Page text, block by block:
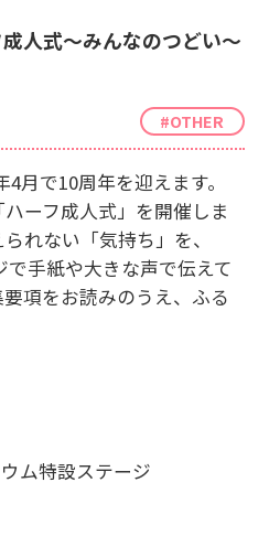
人式〜みんなのつどい〜
#OTHER
月で10周年を迎えます。
ーフ成人式」を開催しま
れない「気持ち」を、
手紙や大きな声で伝えて
項をお読みのうえ、ふる
ム特設ステージ